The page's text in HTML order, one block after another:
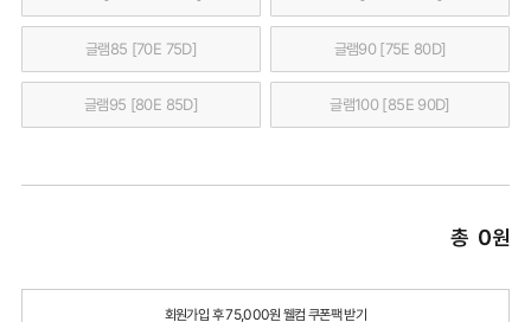
글램85 [70E 75D] 글램90 [75E 80D]
글램95 [80E 85D] 글램100 [85E 90D]
총 0원
회원가입 후 75,000원 웰컴 쿠폰팩 받기